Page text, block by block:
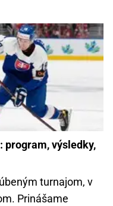
program, výsledky,
turnajom, v
Prinášame